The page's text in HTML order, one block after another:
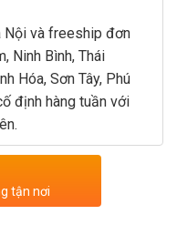
Nội và freeship đơn
Ninh Bình, Thái
Hóa, Sơn Tây, Phú
định hàng tuần với
tận nơi